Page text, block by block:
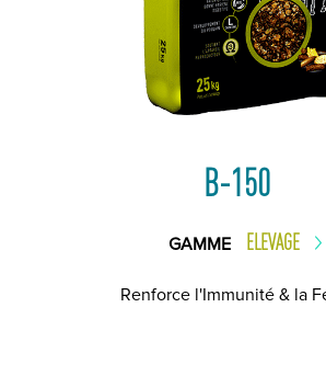
B-150
GAMME ELEVAGE
Renforce l'Immunité & la